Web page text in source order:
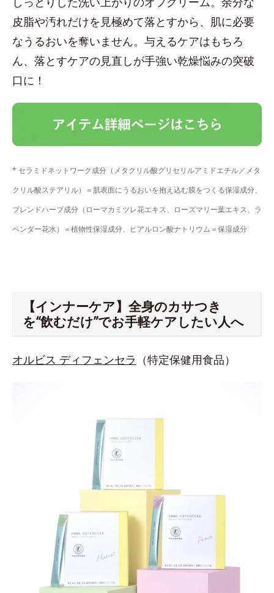
皮脂や汚れだけを見極めて落とすから、肌に必要
なうるおいを奪いません。与えるケアはもちろ
ん、落とすケアの見直しが手強い乾燥悩みの突破
口に！
* セラミドネットワーク成分（メタクリル酸グリセリルアミドエチル／メタ
クリル酸ステアリル）＝肌表面にうるおいを抱え込む膜をつくる保湿成分、
ブレンドハーブ成分（ローマカミツレ花エキス、ローズマリー葉エキス、ラ
ベンダー花水）＝植物性保湿成分、ヒアルロン酸ナトリウム＝保湿成分
【インナーケア】全身のカサつき
を“飲むだけ”でお手軽ケアしたい人へ
オルビス ディフェンセラ （特定保健用食品）